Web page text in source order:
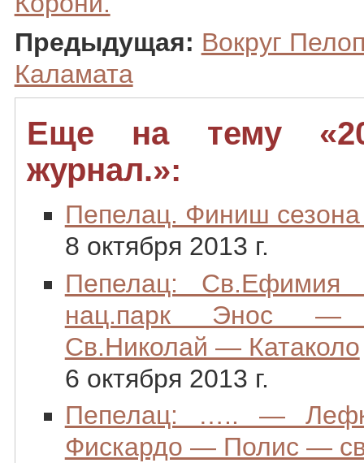
Предыдущая: Вокруг
Каламата
Еще на тему
журнал.»:
Пепелац. Финиш
8 октября 2013 г.
Пепелац:
нац.парк Энос
Св.Николай — Катаколо
6 октября 2013 г.
Пепелац: ….. —
Фискардо — Полис —